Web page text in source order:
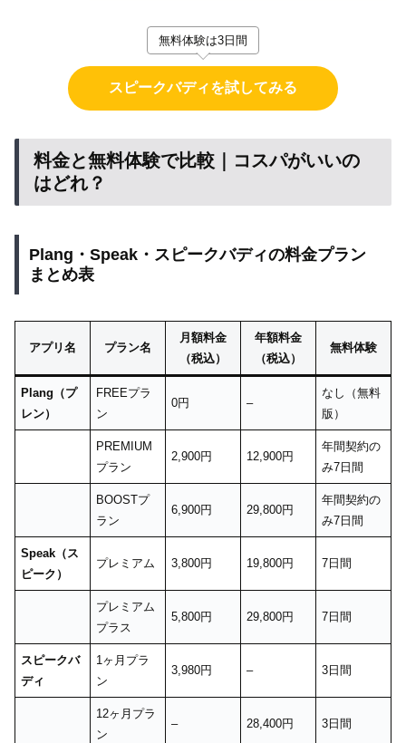
無料体験は3日間
スピークバディを試してみる
料金と無料体験で比較｜コスパがいいの
はどれ？
Plang・Speak・スピークバディの料金プラン
まとめ表
アプリ名 プラン名
月額料金
（税込）
年額料金
（税込）
無料体験
Plang（プ
レン）
FREEプラ
ン
0円 –
なし（無料
版）
PREMIUM
プラン
2,900円 12,900円
年間契約の
み7日間
BOOSTプ
ラン
6,900円 29,800円
年間契約の
み7日間
Speak（ス
ピーク）
プレミアム 3,800円 19,800円 7日間
プレミアム
プラス
5,800円 29,800円 7日間
スピークバ
ディ
1ヶ月プラ
ン
3,980円 – 3日間
12ヶ月プラ
ン
– 28,400円 3日間